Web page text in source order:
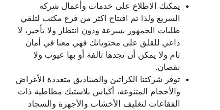
يمكنك الاطلاع على خدمات وأعمال شركة
السريع ولذا تم افتتاح اكثر من فرع مكتب لتلقي
طلبات الجمهور بسرعة ودون انتظار ولا تأخير، لا
داعي للقلق على محتوياتك فهي معنا في أمان
تام ولا يمكن أن تجدها تالفة أو بها عيوب ولا
نقصان.
توفر شركتنا الكراتين والصناديق متعددة الأغراض
والأحجام المتنوعة، أكياس بلاستيك مطاطية ذات
الفقاعات لتغليف الأخشاب والأجهزة والسجاد